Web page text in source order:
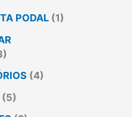
PODAL (1)
(4)
(5)